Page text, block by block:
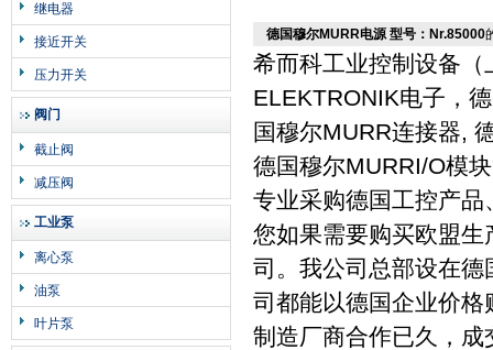
继电器
接近开关
压力开关
阀门
截止阀
减压阀
工业泵
离心泵
油泵
叶片泵
德国穆尔MURR电源 型号：Nr.85000
希而科工业控制设备
ELEKTRONIK电子，
国穆尔MURR连接器,
德国穆尔MURRI/O模
专业采购德国工控产
您如果需要购买欧盟
司。我公司总部设在
司都能以德国企业价
制造厂商合作已久，